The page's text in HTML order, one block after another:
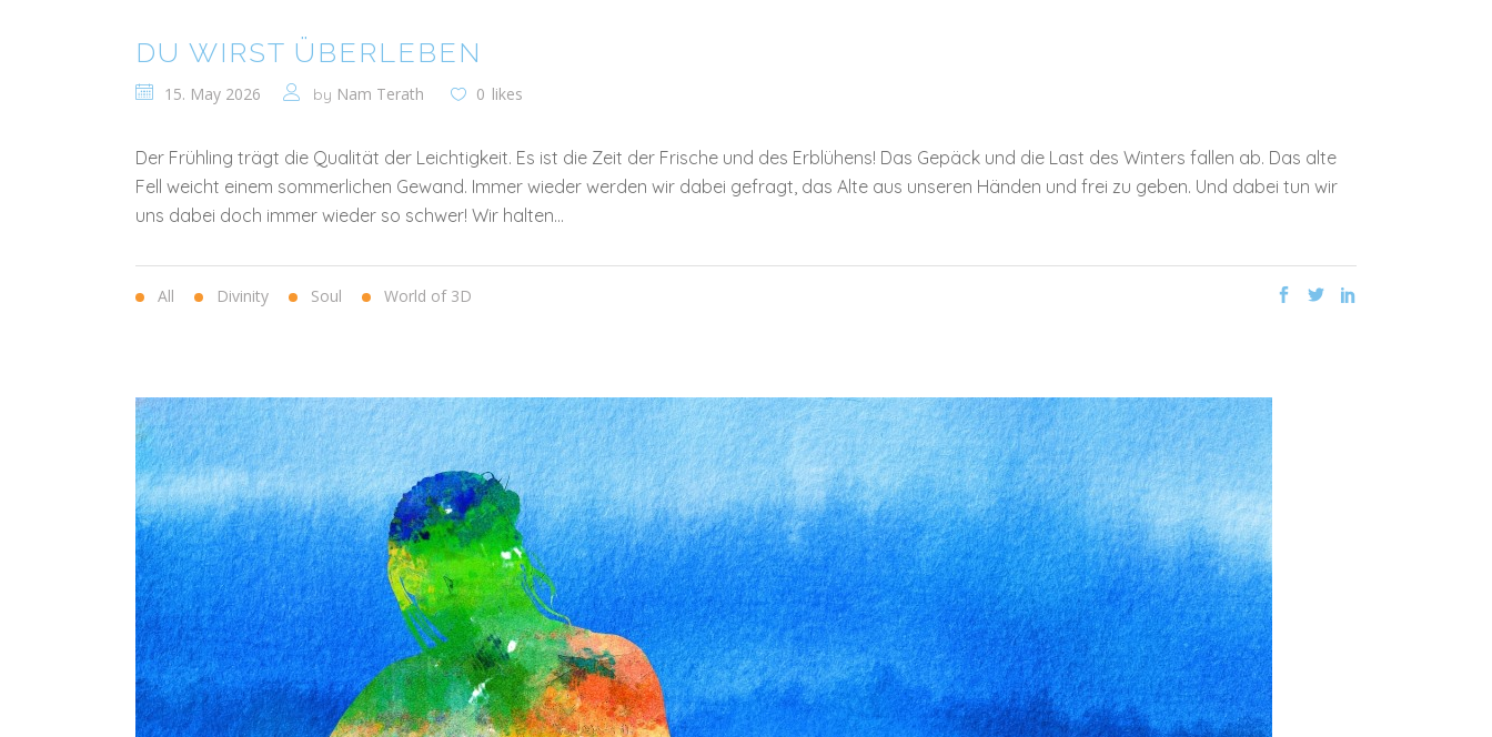
DU WIRST ÜBERLEBEN
15. May 2026 by Nam Terath 0 likes
Der Frühling trägt die Qualität der Leichtigkeit. Es ist die Zeit der Frische und des Erblühens! Das Gepäck und die Last des Winters fallen ab. Das alte
Fell weicht einem sommerlichen Gewand. Immer wieder werden wir dabei gefragt, das Alte aus unseren Händen und frei zu geben. Und dabei tun wir
uns dabei doch immer wieder so schwer! Wir halten...
All Divinity Soul World of 3D